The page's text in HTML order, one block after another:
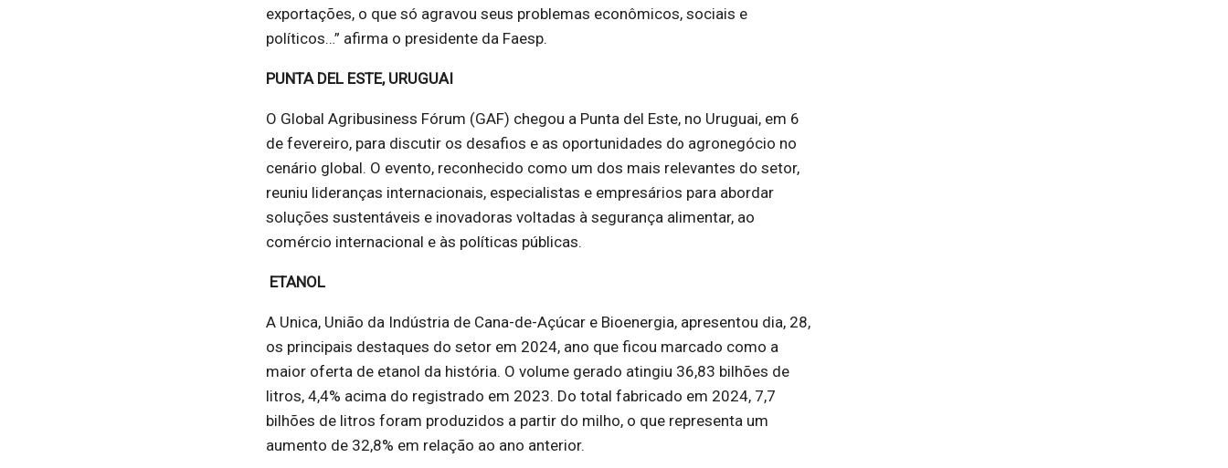
exportações, o que só agravou seus problemas econômicos, sociais e
políticos…” afirma o presidente da Faesp.
PUNTA DEL ESTE, URUGUAI
O Global Agribusiness Fórum (GAF) chegou a Punta del Este, no Uruguai, em 6
de fevereiro, para discutir os desafios e as oportunidades do agronegócio no
cenário global. O evento, reconhecido como um dos mais relevantes do setor,
reuniu lideranças internacionais, especialistas e empresários para abordar
soluções sustentáveis e inovadoras voltadas à segurança alimentar, ao
comércio internacional e às políticas públicas.
ETANOL
A Unica, União da Indústria de Cana-de-Açúcar e Bioenergia, apresentou dia, 28,
os principais destaques do setor em 2024, ano que ficou marcado como a
maior oferta de etanol da história. O volume gerado atingiu 36,83 bilhões de
litros, 4,4% acima do registrado em 2023. Do total fabricado em 2024, 7,7
bilhões de litros foram produzidos a partir do milho, o que representa um
aumento de 32,8% em relação ao ano anterior.